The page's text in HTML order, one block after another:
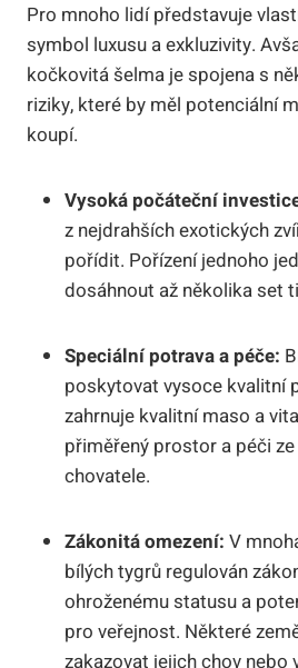
Pro mnoho lidí představuje
symbol luxusu a exkluzivity.
kočkovitá šelma je spojena s
riziky, které by měl potenciální
koupí.
Vysoká počáteční⁣
z nejdrahších exotických
pořídit. Pořízení jednoho
dosáhnout až několika set
Speciální potrava a péče:
poskytovat vysoce kvalitní
zahrnuje kvalitní maso ⁣a
přiměřený‌ prostor a péči
chovatele.
Zákonitá omezení: V
‌bílých tygrů regulován
ohroženému statusu a
pro veřejnost. Některé
zakazovat jejich chov nebo⁤